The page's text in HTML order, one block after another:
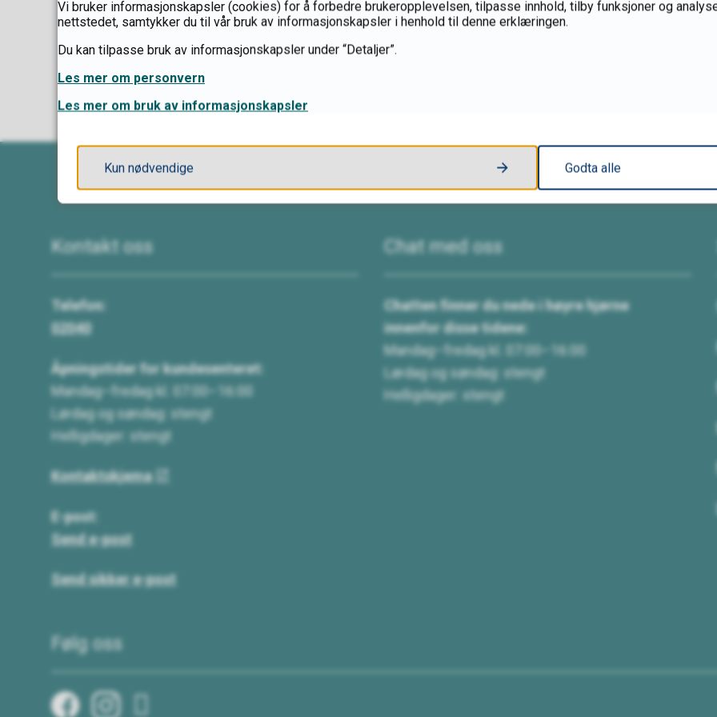
Fant du det du lette etter?
Kontakt oss
Telefon:
02040
Åpningstider for kundesenteret:
Mandag–fredag kl. 07:00–16:00
Lørdag og søndag: stengt
Helligdager: stengt
Kontaktskjema
E-post:
Send e-post
Send sikker e-post
Chat med oss
Chatten finner du nede i høyre hjørne
innenfor disse tidene:
Mandag–fredag kl. 07:00–16:00
Lørdag og søndag: stengt
Helligdager: stengt
Følg oss
Vi bruker informasjonskapsler (cookies) for å forbedre brukeropplevelsen, tilpasse innhold, tilby funksjoner og
nettstedet, samtykker du til vår bruk av informasjonskapsler i henhold til denne erklæringen.
Du kan tilpasse bruk av informasjonskapsler under “Detaljer”.
Les mer om personvern
Les mer om bruk av informasjonskapsler
Kun nødvendige Godta alle